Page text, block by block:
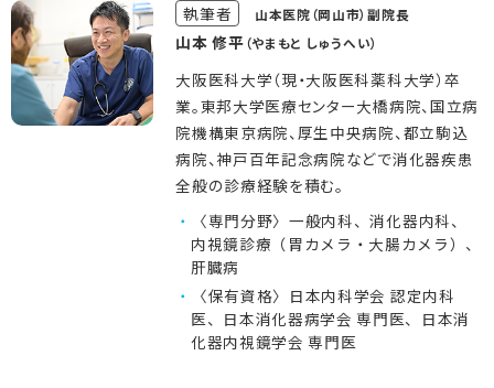
執筆者 山本医院（岡山市）副院長
山本 修平（やまもと しゅうへい）
大阪医科大学（現・大阪医科薬科大学）卒
業。東邦大学医療センター大橋病院、国立病
院機構東京病院、厚生中央病院、都立駒込
病院、神戸百年記念病院などで消化器疾患
全般の診療経験を積む。
〈専門分野〉一般内科、消化器内科、
内視鏡診療（胃カメラ・大腸カメラ）、
肝臓病
〈保有資格〉日本内科学会 認定内科
医、日本消化器病学会 専門医、日本消
化器内視鏡学会 専門医